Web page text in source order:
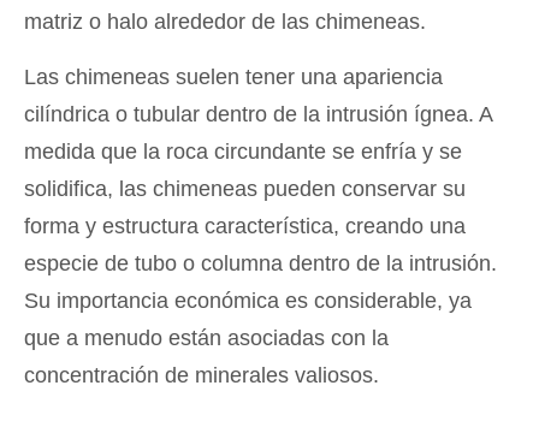
matriz o halo alrededor de las chimeneas.
Las chimeneas suelen tener una apariencia
cilíndrica o tubular dentro de la intrusión ígnea. A
medida que la roca circundante se enfría y se
solidifica, las chimeneas pueden conservar su
forma y estructura característica, creando una
especie de tubo o columna dentro de la intrusión.
Su importancia económica es considerable, ya
que a menudo están asociadas con la
concentración de minerales valiosos.